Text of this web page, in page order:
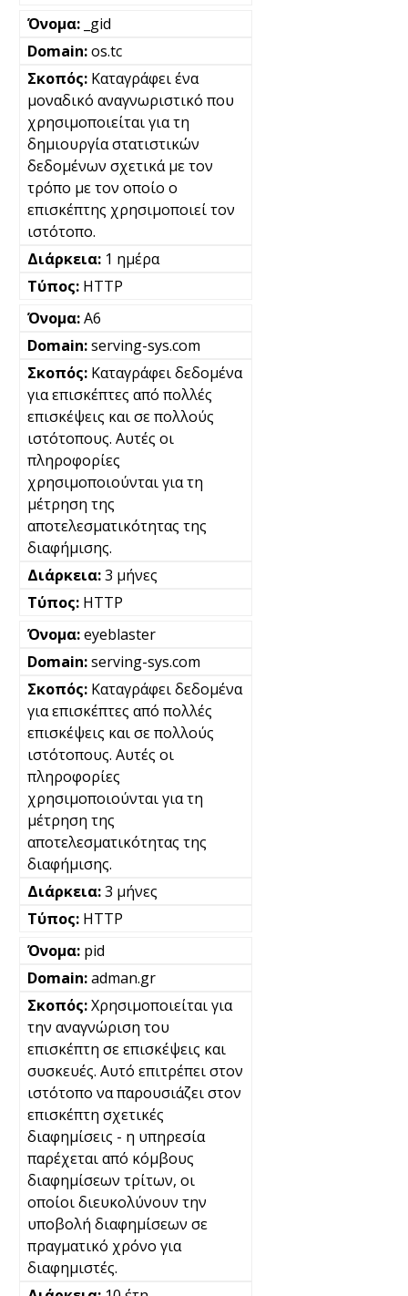
_gid
os.tc
Καταγράφει ένα
μοναδικό αναγνωριστικό που
χρησιμοποιείται για τη
δημιουργία στατιστικών
δεδομένων σχετικά με τον
τρόπο με τον οποίο ο
επισκέπτης χρησιμοποιεί τον
ιστότοπο.
1 ημέρα
HTTP
A6
serving-sys.com
Καταγράφει δεδομένα
για επισκέπτες από πολλές
επισκέψεις και σε πολλούς
ιστότοπους. Αυτές οι
πληροφορίες
χρησιμοποιούνται για τη
μέτρηση της
αποτελεσματικότητας της
διαφήμισης.
3 μήνες
HTTP
eyeblaster
serving-sys.com
Καταγράφει δεδομένα
για επισκέπτες από πολλές
επισκέψεις και σε πολλούς
ιστότοπους. Αυτές οι
πληροφορίες
χρησιμοποιούνται για τη
μέτρηση της
αποτελεσματικότητας της
διαφήμισης.
3 μήνες
HTTP
pid
adman.gr
Χρησιμοποιείται για
την αναγνώριση του
επισκέπτη σε επισκέψεις και
συσκευές. Αυτό επιτρέπει στον
ιστότοπο να παρουσιάζει στον
επισκέπτη σχετικές
διαφημίσεις - η υπηρεσία
παρέχεται από κόμβους
διαφημίσεων τρίτων, οι
οποίοι διευκολύνουν την
υποβολή διαφημίσεων σε
πραγματικό χρόνο για
διαφημιστές.